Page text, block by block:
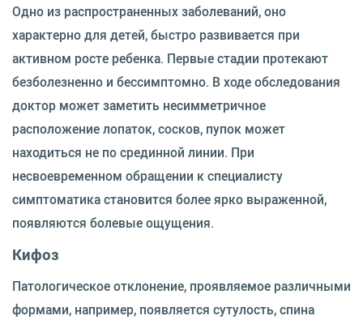
Одно из распространенных заболеваний, оно
характерно для детей, быстро развивается при
активном росте ребенка. Первые стадии протекают
безболезненно и бессимптомно. В ходе обследования
доктор может заметить несимметричное
расположение лопаток, сосков, пупок может
находиться не по срединной линии. При
несвоевременном обращении к специалисту
симптоматика становится более ярко выраженной,
появляются болевые ощущения.
Кифоз
Патологическое отклонение, проявляемое различными
формами, например, появляется сутулость, спина